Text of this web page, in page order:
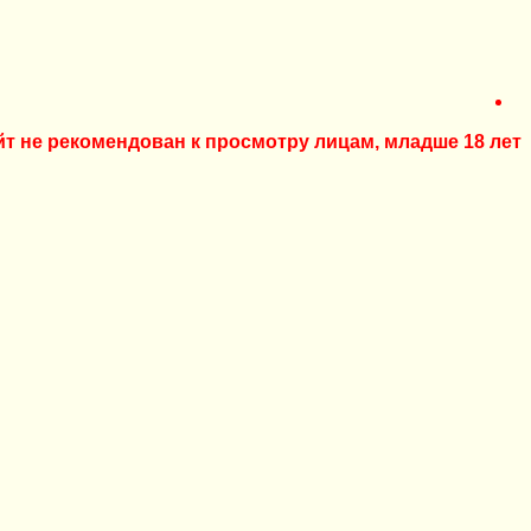
не рекомендован к просмотру лицам, младше 18 лет